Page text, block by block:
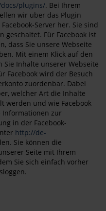
plugins/. Bei Ihrem
wir über das Plugin
Server her. Sie sind
geschaltet. Für Facebook ist
dass Sie unsere Webseite
Mit einem Klick auf den
Sie Inhalte unserer Webseite
Facebook wird der Besuch
zuordenbar. Dabei
welcher Art die Inhalte
werden und wie Facebook
Informationen zur
in der Facebook-
http://de-
Sie können die
Seite mit Ihrem
Sie sich einfach vorher